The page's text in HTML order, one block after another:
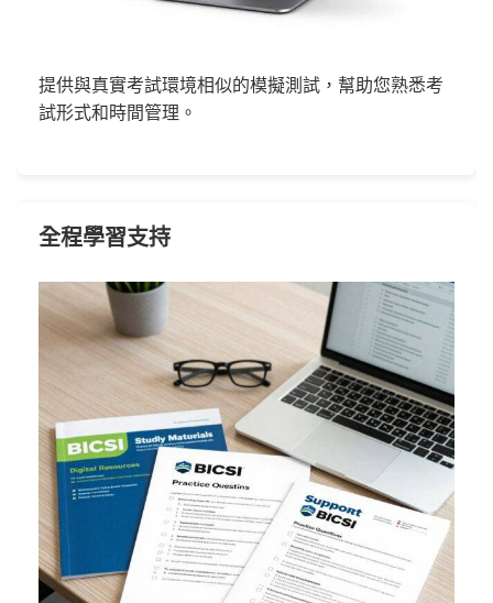
提供與真實考試環境相似的模擬測試，幫助您熟悉考
試形式和時間管理。
全程學習支持